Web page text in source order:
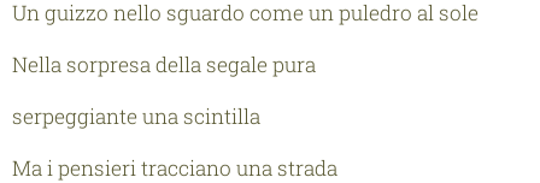
Un guizzo nello sguardo come un puledro al sole
Nella sorpresa della segale pura
serpeggiante una scintilla
Ma i pensieri tracciano una strada